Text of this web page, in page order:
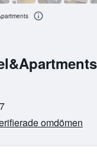
omdömen